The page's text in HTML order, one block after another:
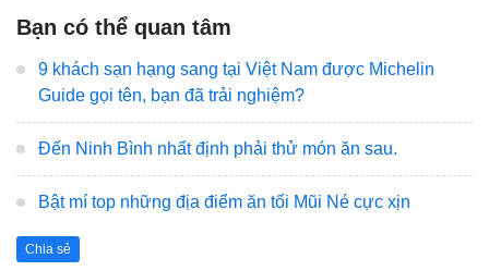
Bạn có thể quan tâm
9 khách sạn hạng sang tại Việt Nam được Michelin
Guide gọi tên, bạn đã trải nghiệm?
Đến Ninh Bình nhất định phải thử món ăn sau.
Bật mí top những địa điểm ăn tối Mũi Né cực xịn
Chia sẻ